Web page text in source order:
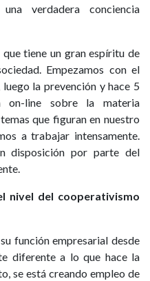
verdadera conciencia
que tiene un gran espíritu de
Empezamos con el
la prevención y hace 5
on-line sobre la materia
que figuran en nuestro
a trabajar intensamente.
disposición por parte del
nivel del cooperativismo
función empresarial desde
diferente a lo que hace la
se está creando empleo de